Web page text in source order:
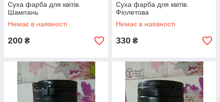
Суха фарба для квітів.
Шампань
Немає в наявності
200 ₴
Суха фарба для квітів.
Фіолетова
Немає в наявності
330 ₴